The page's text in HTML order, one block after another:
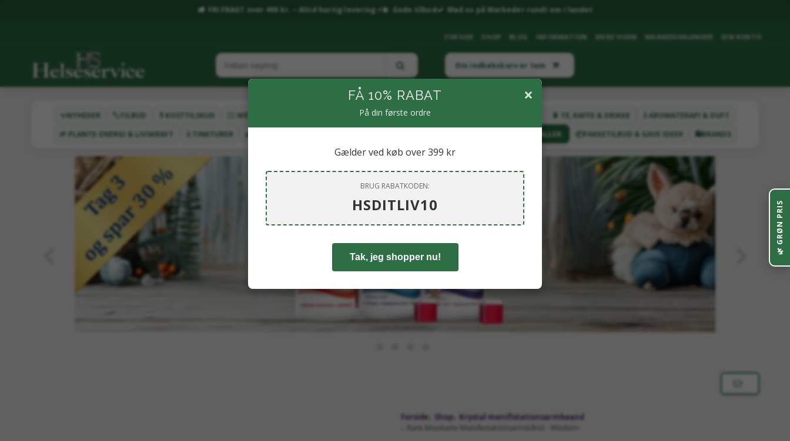
FRI FRAGT over 499 kr. – Altid hurtig levering ⚡ Gode tilbud Mød os på Markeder rundt om i landet
FORSIDE SHOP BLOG INFORMATION MERE VIDEN MARKEDSKALENDER DIN KONTO
Din indkøbskurv er tom
✨NYHEDER 🏷️TILBUD 💊KOSTTILSKUD 🧖‍♂️ WELLNESS & RESTITUTION 🧴PERSONLIG PLEJE 🌶️ KRYDDERIER & SPECIALITETER 🍵 TE, KAFFE & DRIKKE
💧AROMATERAPI & DUFT
🌱 PLANTE-ENERGI & LIVSKRAFT
💧TINKTURER 🌿HAMP & LIVSSTIL 💎 SMYKKER & KRYSTALLER. 📦PAKKETILBUD & GAVE IDEER 🛍️BRANDS
Forside Shop
Krystal manifistationsarmbaand
Rare Mookaite Manifestationsarmbånd - Wisdom
🌿
GRØN PRIS
×
FÅ 10% RABAT
På din første ordre
Gælder ved køb over 399 kr
BRUG RABATKODEN:
HSDITLIV10
Tak, jeg shopper nu!